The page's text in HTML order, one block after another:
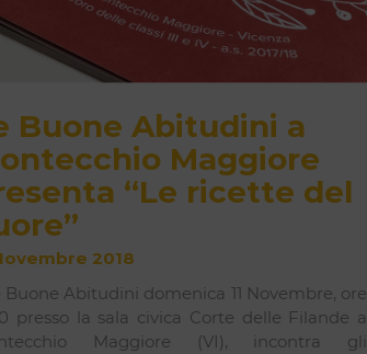
Buone Abitudini a
Maggiore
“Le ricette del
2018
Buone Abitudini domenica 11 Novembre, ore
presso la sala civica Corte delle Filande a
Maggiore (VI), incontra gli